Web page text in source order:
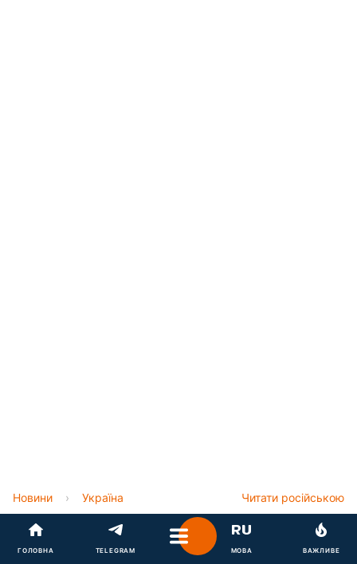
Читати російською
Новини › Україна
Удар був смертельним: РФ
ГОЛОВНА TELEGRAM МОВА ВАЖЛИВЕ